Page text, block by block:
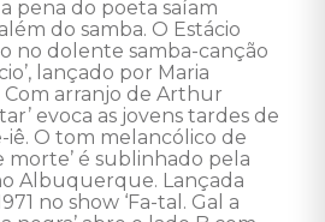
pena do poeta saíam
do samba. O Estácio
no dolente samba-canção
lançado por Maria
Com arranjo de Arthur
evoca as jovens tardes de
iê. O tom melancólico de
morte’ é sublinhado pela
Albuquerque. Lançada
no show ‘Fa-tal. Gal a